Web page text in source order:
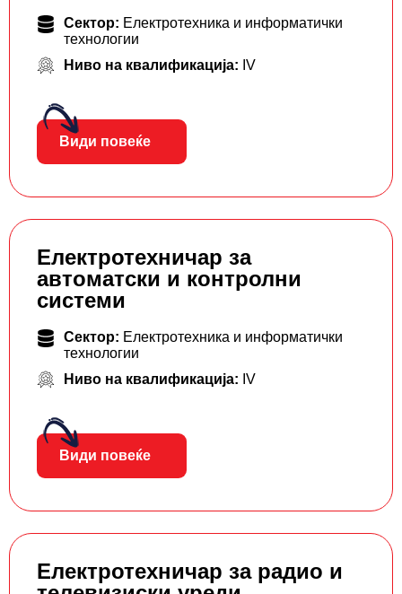
Сектор: Електротехника и информатички
технологии
Ниво на квалификација: IV
Види повеќе
Електротехничар за
автоматски и контролни
системи
Сектор: Електротехника и информатички
технологии
Ниво на квалификација: IV
Види повеќе
Електротехничар за радио и